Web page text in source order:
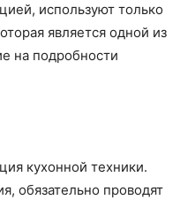
используют только
является одной из
на подробности
кухонной техники.
обязательно проводят